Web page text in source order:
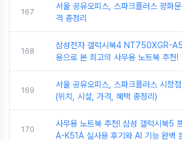
167
서울 공유오피스, 스파크플러스 광화
격 총정리
168
삼성전자 갤럭시북4 NT750XGR-
용으로 본 최고의 사무용 노트북 추천!
169
서울 공유오피스, 스파크플러스 시청
(위치, 시설, 가격, 혜택 총정리)
170
사무용 노트북 추천! 삼성 갤럭시북
A-K51A 실사용 후기와 AI 기능 완벽